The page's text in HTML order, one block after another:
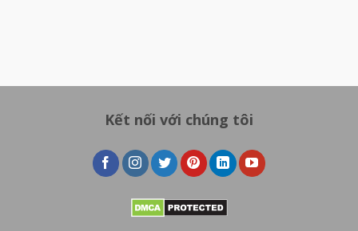
Kết nối với chúng tôi